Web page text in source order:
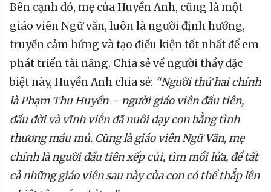
Bên cạnh đó, mẹ của Huyền Anh, cũng là một
giáo viên Ngữ văn, luôn là người định hướng,
truyền cảm hứng và tạo điều kiện tốt nhất để em
phát triển tài năng. Chia sẻ về người thầy đặc
biệt này, Huyền Anh chia sẻ: “Người thứ hai chính
là Phạm Thu Huyền – người giáo viên đầu tiên,
đầu đời và vĩnh viễn đã nuôi dạy con bằng tình
thương máu mủ. Cũng là giáo viên Ngữ Văn, mẹ
chính là người đầu tiên xếp củi, tìm mồi lửa, để tất
cả những giáo viên sau này của con có thể thắp lên